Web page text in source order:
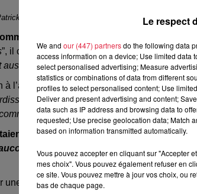
Bruel ont interprété leur titre "Origami" sur scène -
aux enseignants avec son titre “
”, il conclut : "V ous qui enseignez la lecture
aussi la démocratie.”
à l’actualité en déclarant qu'il n'y a“pas
de ces dernières semaines” avant de
à l’écrire en 2018, elle n’a cessé
combléscomme Karine : “J e l’ai vu
plus intime
une choré sur "Stand Up
", le public s'en
Le respect
We and our (447) partnersdo the following data
access information on a device; Use limited data
select personalised advertising; Measure
statistics or combinations of data from different
profiles to select personalised content; Use
Deliver and present advertising and content;
data such as IP address and browsing data to
requested; Use precise geolocation data; Match
based on information transmitted automatically.
Vous pouvez accepter en cliquant sur "Accepter
mes choix". Vous pouvez également refuser en
ce site. Vous pouvez mettre à jour vos choix, ou
bas de chaque page.